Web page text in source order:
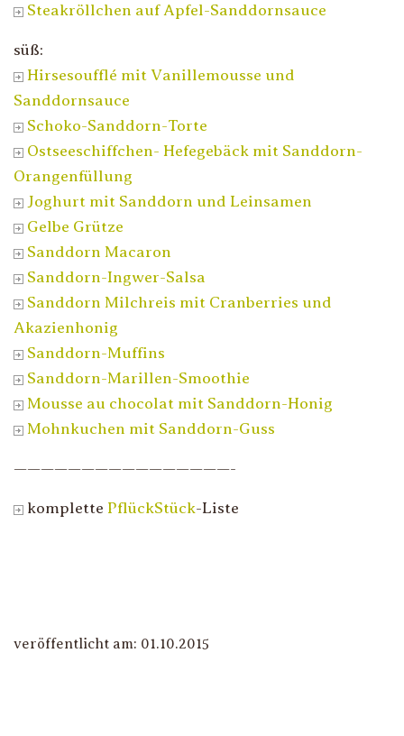
Steakröllchen auf Apfel-Sanddornsauce
süß:
Hirsesoufflé mit Vanillemousse und
Sanddornsauce
Schoko-Sanddorn-Torte
Ostseeschiffchen- Hefegebäck mit Sanddorn-
Orangenfüllung
Joghurt mit Sanddorn und Leinsamen
Gelbe Grütze
Sanddorn Macaron
Sanddorn-Ingwer-Salsa
Sanddorn Milchreis mit Cranberries und
Akazienhonig
Sanddorn-Muffins
Sanddorn-Marillen-Smoothie
Mousse au chocolat mit Sanddorn-Honig
Mohnkuchen mit Sanddorn-Guss
————————————————-
komplette PflückStück-Liste
veröffentlicht am: 01.10.2015